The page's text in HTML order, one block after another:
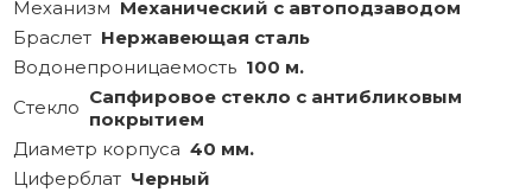
Механизм Механический с автоподзаводом
Браслет Нержавеющая сталь
Водонепроницаемость 100 м.
Стекло Сапфировое стекло с антибликовым
покрытием
Диаметр корпуса 40 мм.
Циферблат Черный